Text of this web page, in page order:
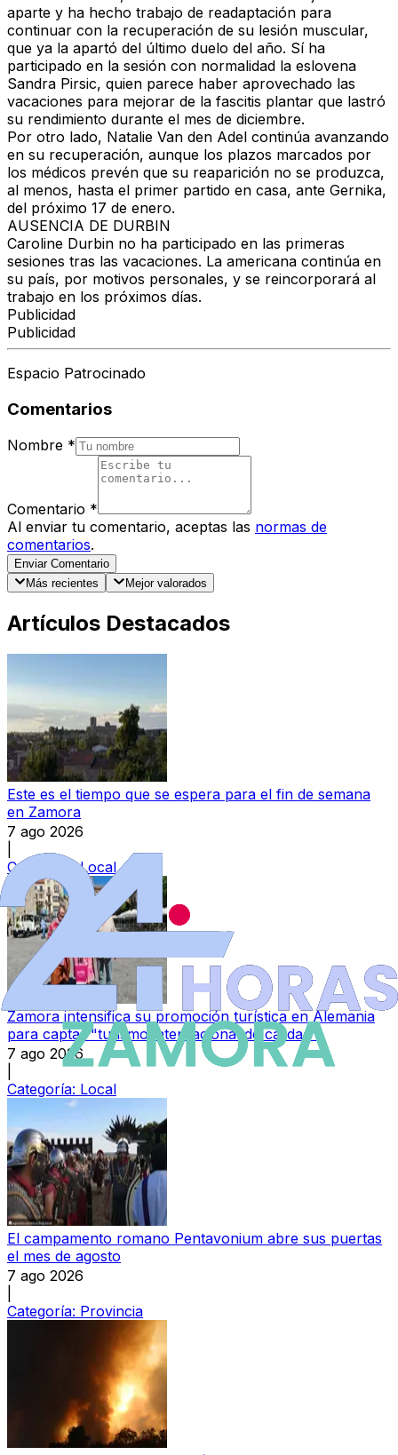
aparte y ha hecho trabajo de readaptación para
continuar con la recuperación de su lesión muscular,
que ya la apartó del último duelo del año. Sí ha
participado en la sesión con normalidad la eslovena
Sandra Pirsic, quien parece haber aprovechado las
vacaciones para mejorar de la fascitis plantar que lastró
su rendimiento durante el mes de diciembre.
Por otro lado, Natalie Van den Adel continúa avanzando
en su recuperación, aunque los plazos marcados por
los médicos prevén que su reaparición no se produzca,
al menos, hasta el primer partido en casa, ante Gernika,
del próximo 17 de enero.
AUSENCIA DE DURBIN
Caroline Durbin no ha participado en las primeras
sesiones tras las vacaciones. La americana continúa en
su país, por motivos personales, y se reincorporará al
trabajo en los próximos días.
Publicidad
Publicidad
Espacio Patrocinado
Comentarios
Nombre *
Comentario *
Al enviar tu comentario, aceptas las normas de
comentarios.
Enviar Comentario
Más recientes
Mejor valorados
Artículos Destacados
Este es el tiempo que se espera para el fin de semana
en Zamora
7 ago 2026
Categoría:Local
Zamora intensifica su promoción turística en Alemania
para captar "turismo internacional de calidad"
7 ago 2026
Categoría: Local
El campamento romano Pentavonium abre sus puertas
el mes de agosto
7 ago 2026
Categoría: Provincia